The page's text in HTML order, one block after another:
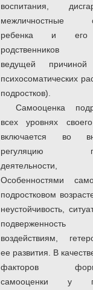
воспитания,
межличностные
ребенка и его
родственников
ведущей причиной
психосоматических
подростков).
Самооценка
всех уровнях
включается во
регуляцию
деятельности,
Особенностями
подростковом
неустойчивость,
подверженность
воздействиям,
ее развития. В
факторов
самооценки у